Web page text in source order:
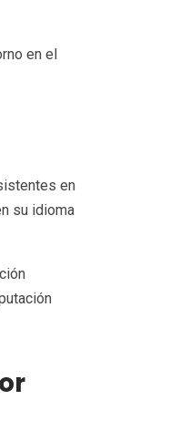
en el
en
su idioma